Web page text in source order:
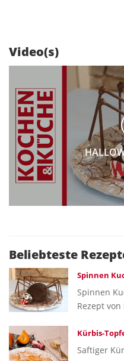
Video(s)
Beliebteste
Spinnen
Spinnen
Rezept
Kürbis-
Saftiger